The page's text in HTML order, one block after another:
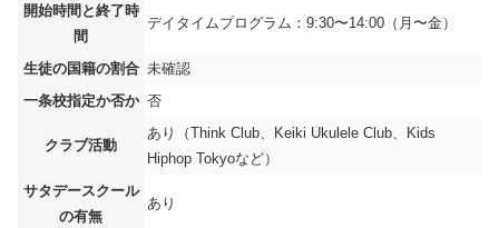
開始時間と終了時
間
デイタイムプログラム：9:30〜14:00（月〜金）
生徒の国籍の割合 未確認
一条校指定か否か 否
クラブ活動
あり（Think Club、Keiki Ukulele Club、Kids
Hiphop Tokyoなど）
サタデースクール
の有無
あり